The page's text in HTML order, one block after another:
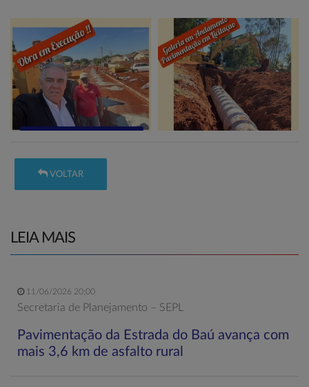
VOLTAR
LEIA MAIS
11/06/2026 20:00
Secretaria de Planejamento – SEPL
Pavimentação da Estrada do Baú avança com
mais 3,6 km de asfalto rural